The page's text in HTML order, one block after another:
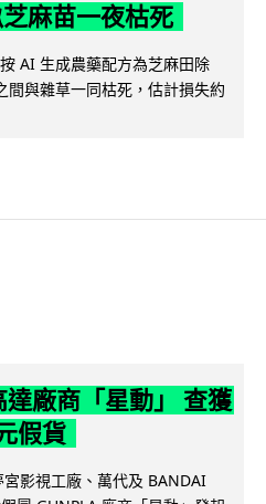
麻苗一夜枯死
AI 生成農藥配方為芝麻田除
與雜草一同枯死，估計損失約
廠商「星動」 查獲
假貨
影視工廠、萬代及 BANDAI